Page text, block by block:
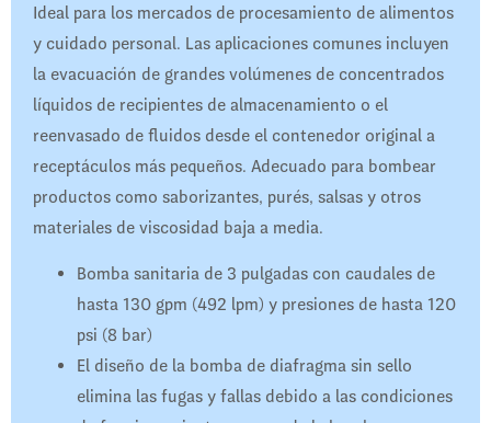
Ideal para los mercados de procesamiento de alimentos
y cuidado personal. Las aplicaciones comunes incluyen
la evacuación de grandes volúmenes de concentrados
líquidos de recipientes de almacenamiento o el
reenvasado de fluidos desde el contenedor original a
receptáculos más pequeños. Adecuado para bombear
productos como saborizantes, purés, salsas y otros
materiales de viscosidad baja a media.
Bomba sanitaria de 3 pulgadas con caudales de
hasta 130 gpm (492 lpm) y presiones de hasta 120
psi (8 bar)
El diseño de la bomba de diafragma sin sello
elimina las fugas y fallas debido a las condiciones